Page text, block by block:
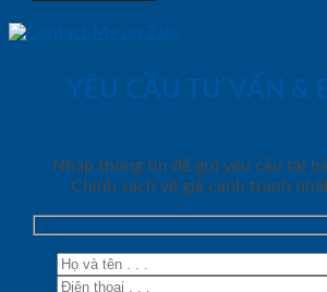
YÊU CẦU TƯ VẤN &
Nhập thông tin để gửi yêu cầu tải
Chính sách về giá cạnh tranh